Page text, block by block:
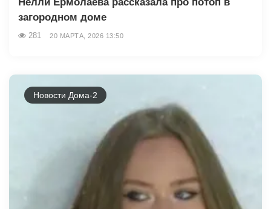
загородном доме
281 20 МАРТА, 2026 13:50
Новости Дома-2